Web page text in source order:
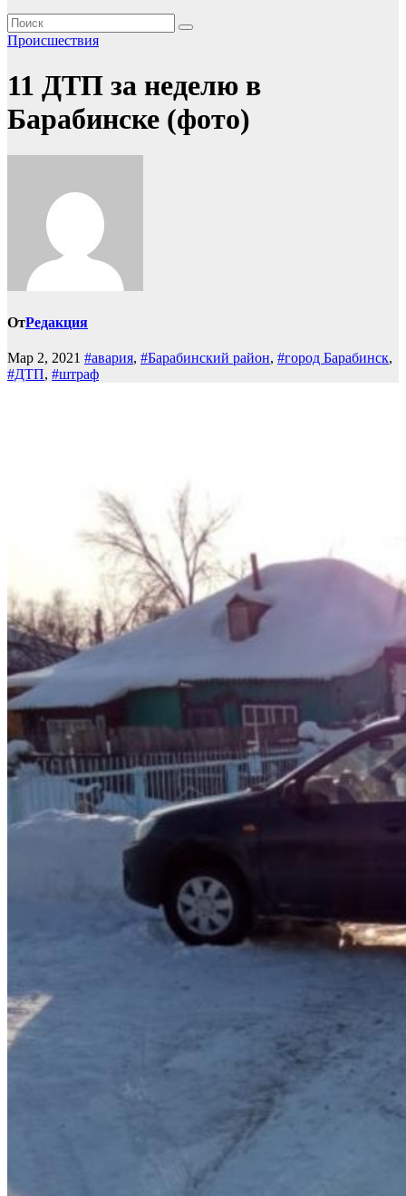
Происшествия
11 ДТП за неделю в
Барабинске (фото)
ОтРедакция
Мар 2, 2021 #авария, #Барабинский район, #город Барабинск,
#ДТП, #штраф